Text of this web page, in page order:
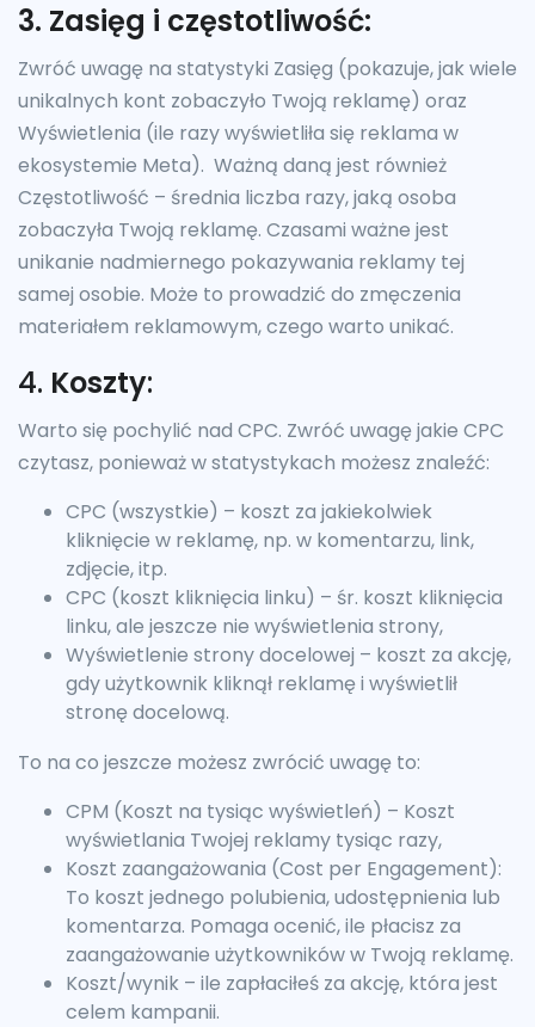
3. Zasięg i częstotliwość:
Zwróć uwagę na statystyki Zasięg (pokazuje, jak wiele
unikalnych kont zobaczyło Twoją reklamę) oraz
Wyświetlenia (ile razy wyświetliła się reklama w
ekosystemie Meta). Ważną daną jest również
Częstotliwość – średnia liczba razy, jaką osoba
zobaczyła Twoją reklamę. Czasami ważne jest
unikanie nadmiernego pokazywania reklamy tej
samej osobie. Może to prowadzić do zmęczenia
materiałem reklamowym, czego warto unikać.
4. Koszty:
Warto się pochylić nad CPC. Zwróć uwagę jakie CPC
czytasz, ponieważ w statystykach możesz znaleźć:
CPC (wszystkie) – koszt za jakiekolwiek
kliknięcie w reklamę, np. w komentarzu, link,
zdjęcie, itp.
CPC (koszt kliknięcia linku) – śr. koszt kliknięcia
linku, ale jeszcze nie wyświetlenia strony,
Wyświetlenie strony docelowej – koszt za akcję,
gdy użytkownik kliknął reklamę i wyświetlił
stronę docelową.
To na co jeszcze możesz zwrócić uwagę to:
CPM (Koszt na tysiąc wyświetleń) – Koszt
wyświetlania Twojej reklamy tysiąc razy,
Koszt zaangażowania (Cost per Engagement):
To koszt jednego polubienia, udostępnienia lub
komentarza. Pomaga ocenić, ile płacisz za
zaangażowanie użytkowników w Twoją reklamę.
Koszt/wynik – ile zapłaciłeś za akcję, która jest
celem kampanii.